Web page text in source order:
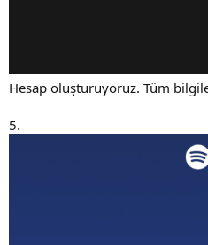
Hesap oluşturuyoruz. Tüm
5.